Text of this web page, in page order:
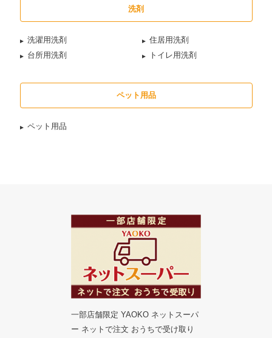
洗剤
洗濯用洗剤
住居用洗剤
台所用洗剤
トイレ用洗剤
ペット用品
ペット用品
一部店舗限定 YAOKO ネットスーパ
ー ネットで注文 おうちで受け取り